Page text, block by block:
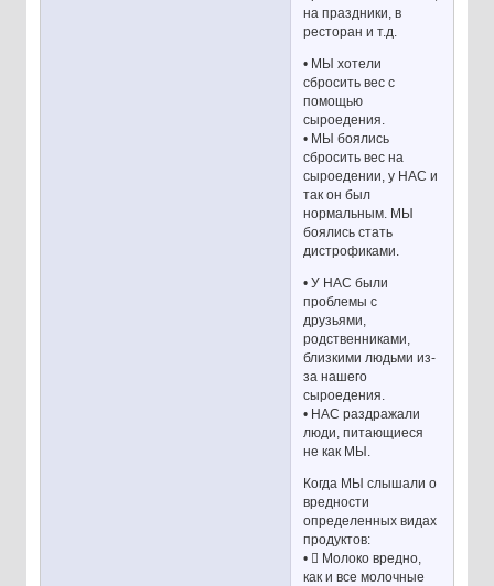
на праздники, в
ресторан и т.д.
• МЫ хотели
сбросить вес с
помощью
сыроедения.
• МЫ боялись
сбросить вес на
сыроедении, у НАС и
так он был
нормальным. МЫ
боялись стать
дистрофиками.
• У НАС были
проблемы с
друзьями,
родственниками,
близкими людьми из-
за нашего
сыроедения.
• НАС раздражали
люди, питающиеся
не как МЫ.
Когда МЫ слышали о
вредности
определенных видах
продуктов:
•  Молоко вредно,
как и все молочные